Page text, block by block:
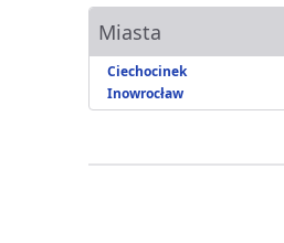
Miasta
Ciechocinek
Inowrocław